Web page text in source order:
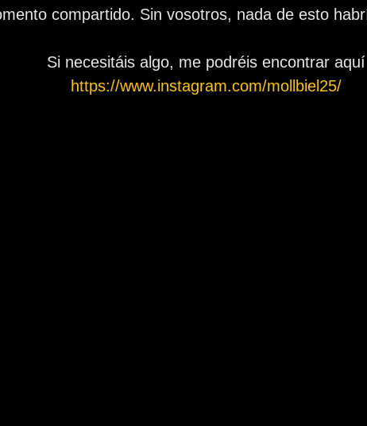
compartido. Sin vosotros, nada de esto
Si necesitáis algo, me podréis encontrar aquí
https://www.instagram.com/mollbiel25/